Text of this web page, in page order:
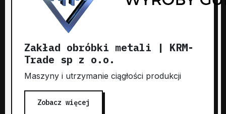
Zakład obróbki metali | KRM-
Trade sp z o.o.
Maszyny i utrzymanie ciągłości produkcji
Zobacz więcej